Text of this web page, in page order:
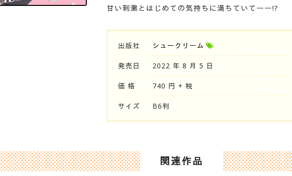
甘い刺激とはじめての気持ちに満ちていて――!?
出版社 シュークリーム
発売日 2022 年 8 月 5 日
価 格 740 円 + 税
サイズ B6判
関連作品